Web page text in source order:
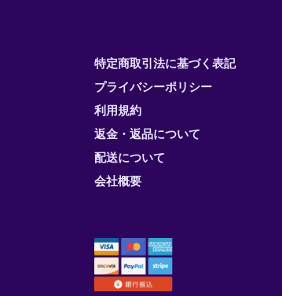
特定商取引法に基づく表記
プライバシーポリシー
利用規約
返金・返品について
配送について
会社概要